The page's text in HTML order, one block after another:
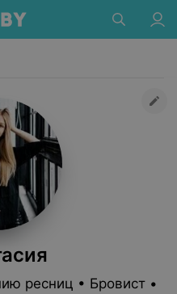
ресниц • Бровист •